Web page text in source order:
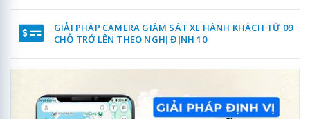
GIẢI PHÁP CAMERA GIÁM SÁT XE HÀNH KHÁCH TỪ 09
CHỖ TRỞ LÊN THEO NGHỊ ĐỊNH 10